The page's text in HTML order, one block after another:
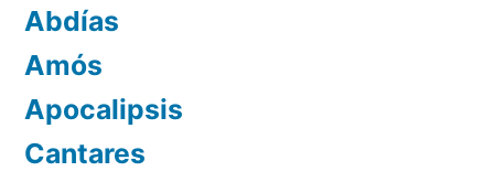
Abdías
Amós
Apocalipsis
Cantares